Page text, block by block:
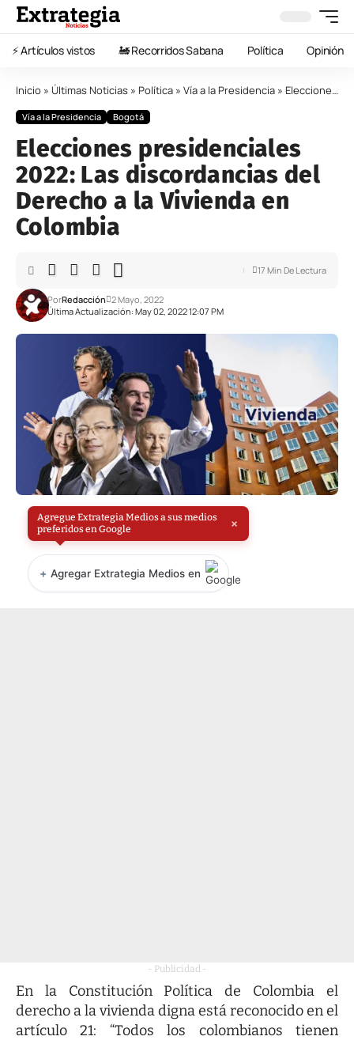
⚡️ Artículos vistos 🚂 Recorridos Sabana Política Opinión
Inicio » Últimas Noticias » Política » Vía a la Presidencia » Elecciones presidenciales 2022: Las discordancias del Derecho a la Vivienda en Colombia
Vía a la Presidencia Bogotá
Elecciones presidenciales
2022: Las discordancias del
Derecho a la Vivienda en
Colombia
Última Actualización: May 02, 2022 12:07 PM
PorRedacción 2 Mayo, 2022
17 Min De Lectura
Agregue Extrategia Medios a sus medios
preferidos en Google
×
+ Agregar Extrategia Medios en
- Publicidad -
En la Constitución Política de Colombia el
derecho a la vivienda digna está reconocido en el
artículo 21: “Todos los colombianos tienen